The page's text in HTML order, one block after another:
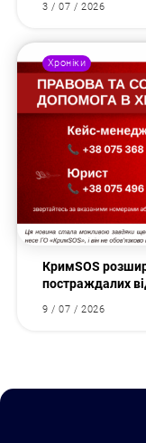
3 / 07 / 2026
Хроніки
КримSOS
постраждалих
9 / 07 / 2026